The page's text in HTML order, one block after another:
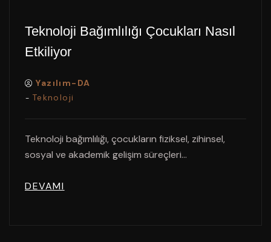
Teknoloji Bağımlılığı Çocukları Nasıl
Etkiliyor
Yazılım-DA
- Teknoloji
Teknoloji bağımlılığı, çocukların fiziksel, zihinsel,
sosyal ve akademik gelişim süreçleri...
DEVAMI